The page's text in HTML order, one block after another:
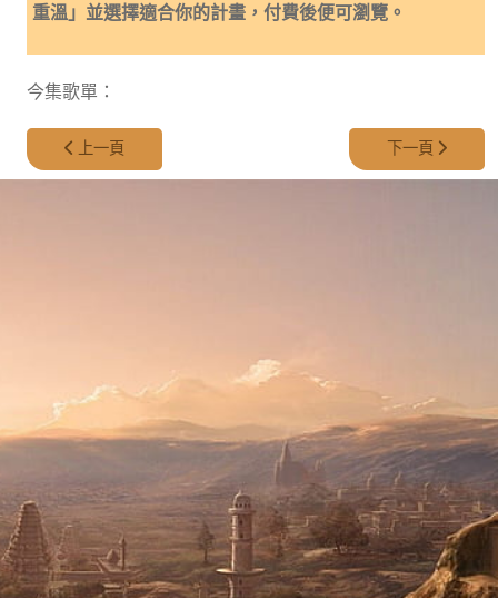
重溫」並選擇適合你的計畫，付費後便可瀏覽。
今集歌單：
上一篇文章: 第 203 集 - 消失了的知識：人類是最先出現的嗎？
上一頁 下一篇文章: 第
下一頁